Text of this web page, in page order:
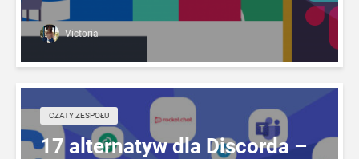
Victoria
CZATY ZESPOŁU
17 alternatyw dla Discorda –